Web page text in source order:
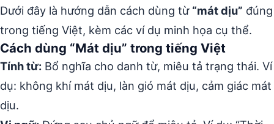
Dưới đây là hướng dẫn cách dùng từ “mát dịu” đúng
trong tiếng Việt, kèm các ví dụ minh họa cụ thể.
Cách dùng “Mát dịu” trong tiếng Việt
Tính từ: Bổ nghĩa cho danh từ, miêu tả trạng thái. Ví
dụ: không khí mát dịu, làn gió mát dịu, cảm giác mát
dịu.